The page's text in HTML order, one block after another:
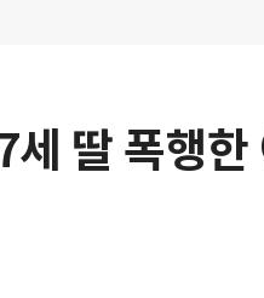
딸 폭행한